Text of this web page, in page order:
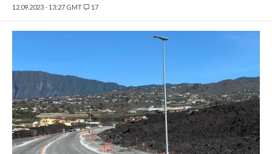
12.09.2023 - 13:27 GMT
17